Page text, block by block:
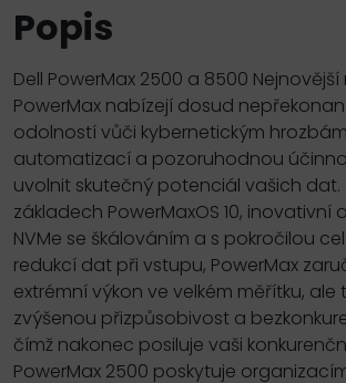
Popis
Dell PowerMax 2500 a 8500
PowerMax nabízejí dosud
odolností vůči kybernetickým
automatizací a pozoruhodnou
uvolnit skutečný potenciál vašich dat.
základech PowerMaxOS 10, inovativní
NVMe se škálováním a s pokročilou
redukcí dat při vstupu, PowerMax
extrémní výkon ve velkém měřítku, ale
zvýšenou přizpůsobivost a
čímž nakonec posiluje vaši
PowerMax 2500 poskytuje